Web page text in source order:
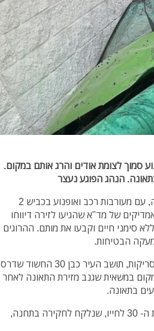
סמוך לצומת אודים והרג אותם במקום.
הנהג הפוגע נעצר
בשעות הבוקר (שישי) אירעה תאונת דרכים קשה, עם מעורבות רכב ואופנוע בכביש 2
של מד"א שהגיעו לזירה דיווחו
מערכתית ללא סימני חיים וקבעו את מותם. ההרוגים
הבטיחות.
שוטרי מחוז מרכז הצליחו לעצור בנתניה בתום סריקות, תושב העיר כבן 30 החשוד שדרס
במשאית שגנב מזירת התאונה לאחר
בתאונה.
השוטרים עצרו את החשוד - תושב נתניה בשנות ה- 30 לחייו, שנלקח לחקירה בתחנה,